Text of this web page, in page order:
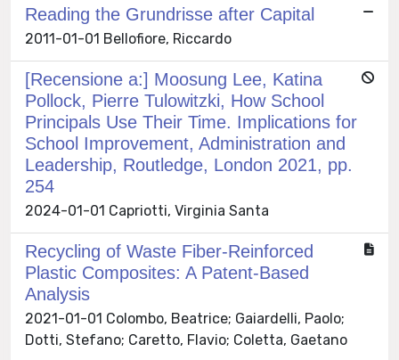
Reading the Grundrisse after Capital
2011-01-01 Bellofiore, Riccardo
[Recensione a:] Moosung Lee, Katina
Pollock, Pierre Tulowitzki, How School
Principals Use Their Time. Implications for
School Improvement, Administration and
Leadership, Routledge, London 2021, pp.
254
2024-01-01 Capriotti, Virginia Santa
Recycling of Waste Fiber-Reinforced
Plastic Composites: A Patent-Based
Analysis
2021-01-01 Colombo, Beatrice; Gaiardelli, Paolo;
Dotti, Stefano; Caretto, Flavio; Coletta, Gaetano